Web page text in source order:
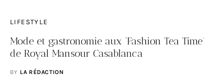
LIFESTYLE
Mode et gastronomie aux ‘Fashion Tea Time’
de Royal Mansour Casablanca
BY LA RÉDACTION